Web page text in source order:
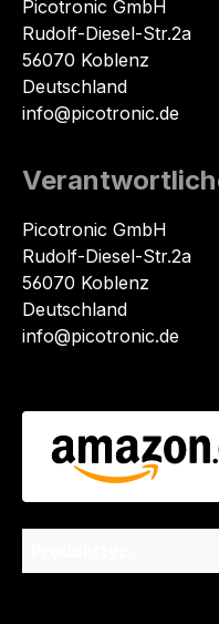
Picotronic GmbH
Rudolf-Diesel-Str.2a
56070 Koblenz
Deutschland
info@picotronic.de
Picotronic GmbH
Rudolf-Diesel-Str.2a
56070 Koblenz
Deutschland
info@picotronic.de